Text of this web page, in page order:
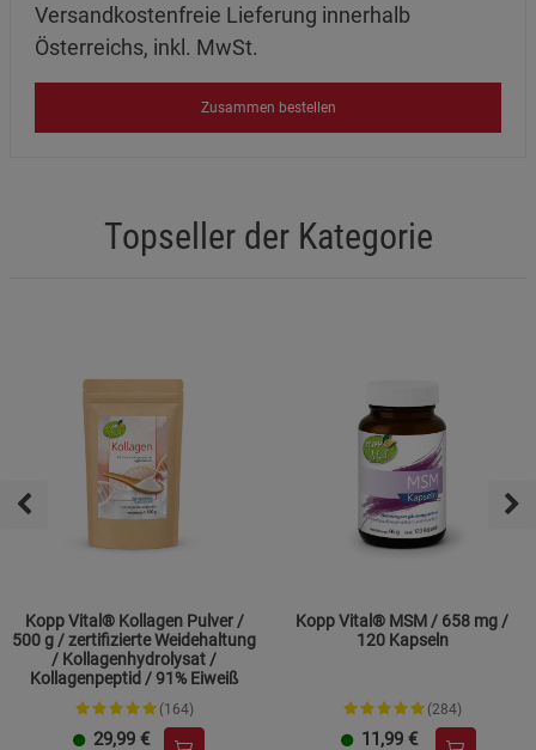
Versandkostenfreie Lieferung innerhalb
Österreichs, inkl. MwSt.
Zusammen bestellen
Topseller der Kategorie
Kopp Vital® Kollagen Pulver /
500 g / zertifizierte Weidehaltung
/ Kollagenhydrolysat /
Kollagenpeptid / 91% Eiweiß
(164)
29,99 €
Kopp Vital® MSM / 658 mg /
120 Kapseln
(284)
11,99 €